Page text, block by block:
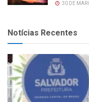
30 DE
Notícias Recentes